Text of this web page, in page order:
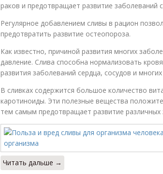
раков и предотвращает развитие заболеваний
Регулярное добавлением сливы в рацион
предотвратить развитие остеопороза.
Как известно, причиной развития многих
давление. Слива способна нормализовать
развития заболеваний сердца, сосудов и многих
В сливках содержится большое количество
каротиноиды. Эти полезные вещества
тем самым предотвращает развитие
Читать дальше →